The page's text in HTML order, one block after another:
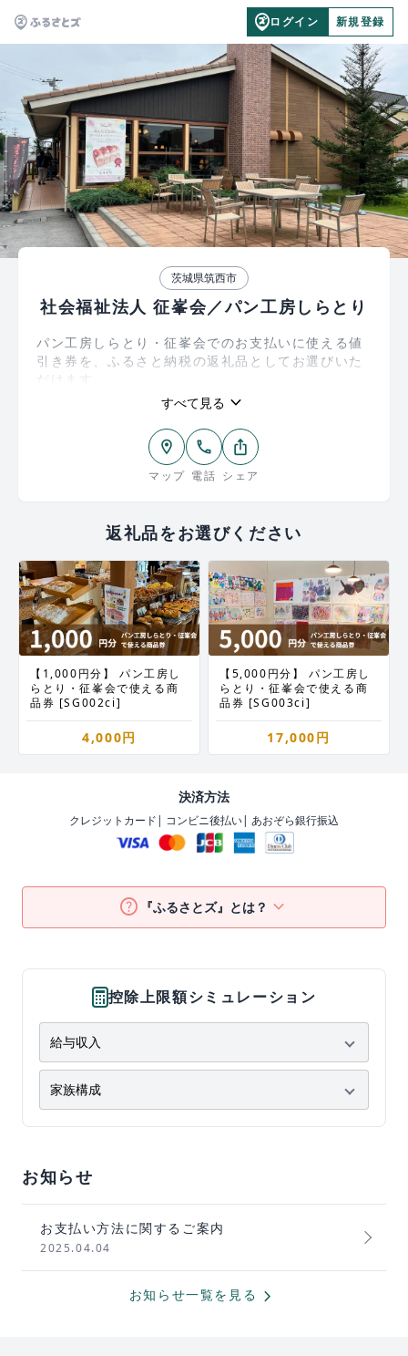
ログイン 新規登録
茨城県筑西市
社会福祉法人 征峯会／パン工房しらとり
パン工房しらとり・征峯会でのお支払いに使える値
引き券を、ふるさと納税の返礼品としてお選びいた
だけます。
「1,000円分」、「5,000円分」の2種類をご用意し
ておりますので、ご利用の金額に合わせてご寄附く
すべて見る keyboard_arrow_down
location_on
マップ
phone
電話
ios_share
シェア
返礼品をお選びください
【1,000円分】 パン工房し
らとり・征峯会で使える商
品券 [SG002ci]
4,000円
【5,000円分】 パン工房し
らとり・征峯会で使える商
品券 [SG003ci]
17,000円
決済方法
クレジットカード| コンビニ後払い| あおぞら銀行振込
help 『ふるさとズ』とは？ keyboard_arrow_down
控除上限額シミュレーション
お知らせ
お支払い方法に関するご案内
2025.04.04
お知らせ一覧を見る chevron_forward